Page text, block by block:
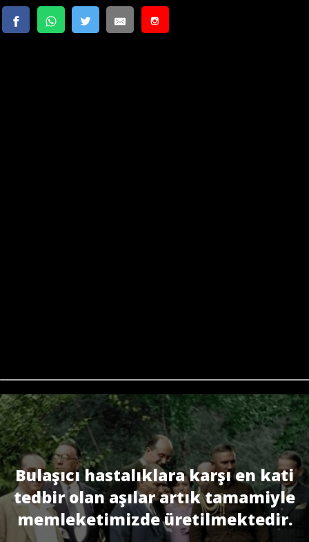
Bulaşıcı hastalıklara karşı en kati
tedbir olan aşılar artık tamamiyle
memleketimizde üretilmektedir.